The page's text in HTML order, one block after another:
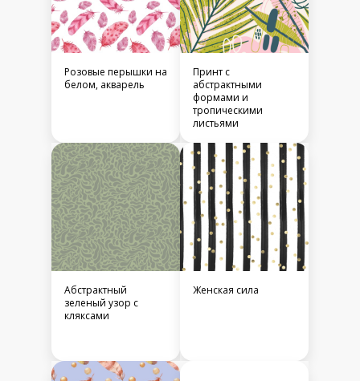
Розовые перышки на
белом, акварель
Принт с
абстрактными
формами и
тропическими
листьями
Абстрактный
зеленый узор с
кляксами
Женская сила